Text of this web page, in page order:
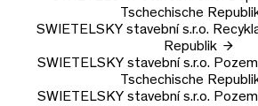
Tschechische
SWIETELSKY stavební s.r.o.
Republik
SWIETELSKY stavební s.r.o.
Tschechische
SWIETELSKY stavební s.r.o.